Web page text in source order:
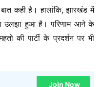
कही है। हालांकि, झारखंड में
उलझा हुआ है। परिणाम आने के
की पार्टी के प्रदर्शन पर भी
Join Now